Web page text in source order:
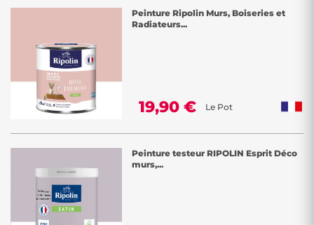
Peinture Ripolin Murs, Boiseries et
Radiateurs...
19,90 € Le Pot
Peinture testeur RIPOLIN Esprit Déco
murs,...